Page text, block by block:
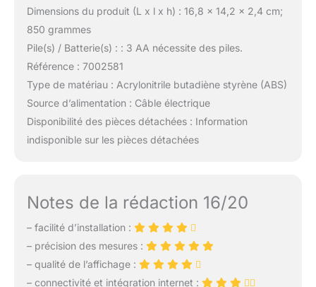
Dimensions du produit (L x l x h) : 16,8 x 14,2 x 2,4 cm;
850 grammes
Pile(s) / Batterie(s) : : 3 AA nécessite des piles.
Référence : 7002581
Type de matériau : Acrylonitrile butadiène styrène (ABS)
Source d’alimentation : Câble électrique
Disponibilité des pièces détachées : Information
indisponible sur les pièces détachées
Notes de la rédaction 16/20
– facilité d’installation :
– précision des mesures :
– qualité de l’affichage :
– connectivité et intégration internet :